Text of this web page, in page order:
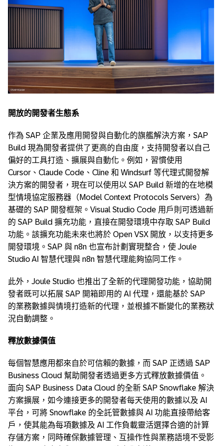
開放的開發者生態系
作為 SAP 企業及應用開發與自動化的旗艦解決方案，SAP
Build 現為開發者提供了更高的自由度，支持開發者以自己
偏好的工具打造、擴展與自動化。例如，習慣使用
Cursor、Claude Code、Cline 和 Windsurf 等代理式開發解
決方案的開發者，現在可以使用以 SAP Build 新增的在地模
型情境協定服務器（Model Context Protocols Servers）為
基礎的 SAP 開發框架。Visual Studio Code 用戶則可透過新
的 SAP Build 擴充功能，直接在開發環境中存取 SAP Build
功能。該擴充功能未來也將於 Open VSX 開放，以支持更多
開發環境。SAP 與 n8n 也宣布計劃實現整合，使 Joule
Studio AI 智慧代理與 n8n 智慧代理能夠協同工作。
此外，Joule Studio 也推出了全新的代理開發功能，協助開
發者既可以拓展 SAP 開箱即用的 AI 代理，還能基於 SAP
的業務數據與情境打造新的代理，並根據不斷變化的業務狀
況自動調整。
釋放數據價值
每個智慧應用都來自於可信賴的數據，而 SAP 正透過 SAP
Business Cloud 幫助開發者透過更多方式釋放數據價值。
面向 SAP Business Data Cloud 的全新 SAP Snowflake 解決
方案擴展，如今連接更多的開發者每天使用的數據以及 AI
平台，可將 Snowflake 的全託管數據與 AI 功能直接帶給客
戶，使其能為每項數據及 AI 工作負載靈活選擇合適的計算
存儲方案，同時確保數據管理、互操作性與業務語境不受影